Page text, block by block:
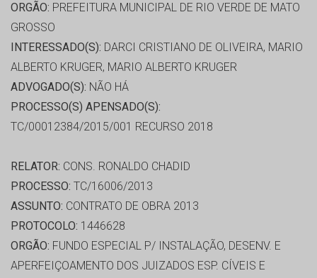
ORGÃO: PREFEITURA MUNICIPAL DE RIO VERDE DE MATO
GROSSO
INTERESSADO(S): DARCI CRISTIANO DE OLIVEIRA, MARIO
ALBERTO KRUGER, MARIO ALBERTO KRUGER
ADVOGADO(S): NÃO HÁ
PROCESSO(S) APENSADO(S):
TC/00012384/2015/001 RECURSO 2018
RELATOR: CONS. RONALDO CHADID
PROCESSO: TC/16006/2013
ASSUNTO: CONTRATO DE OBRA 2013
PROTOCOLO: 1446628
ORGÃO: FUNDO ESPECIAL P/ INSTALAÇÃO, DESENV. E
APERFEIÇOAMENTO DOS JUIZADOS ESP. CÍVEIS E